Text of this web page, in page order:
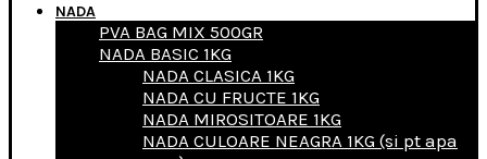
NADA
PVA BAG MIX 500GR
NADA BASIC 1KG
NADA CLASICA 1KG
NADA CU FRUCTE 1KG
NADA MIROSITOARE 1KG
NADA CULOARE NEAGRA 1KG (si pt apa